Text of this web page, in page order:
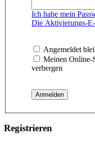
Ich habe mein
Die Aktivierungs-
Angemeldet
Meinen Online-
verbergen
Registrieren